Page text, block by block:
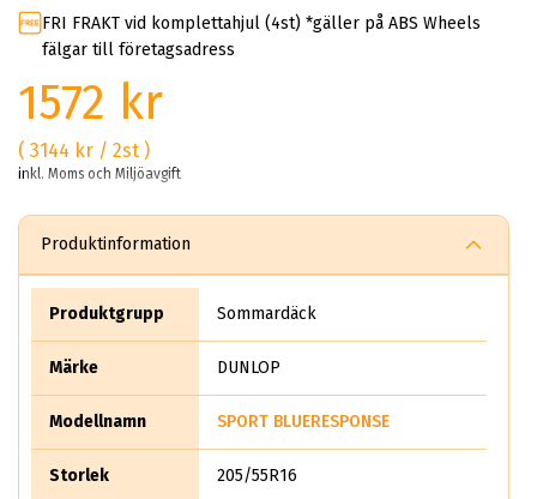
FRI FRAKT vid komplettahjul (4st) *gäller på ABS Wheels
fälgar till företagsadress
1572 kr
( 3144 kr / 2st )
inkl. Moms och Miljöavgift
Produktinformation
Produktgrupp Sommardäck
Märke DUNLOP
Modellnamn SPORT BLUERESPONSE
Storlek 205/55R16